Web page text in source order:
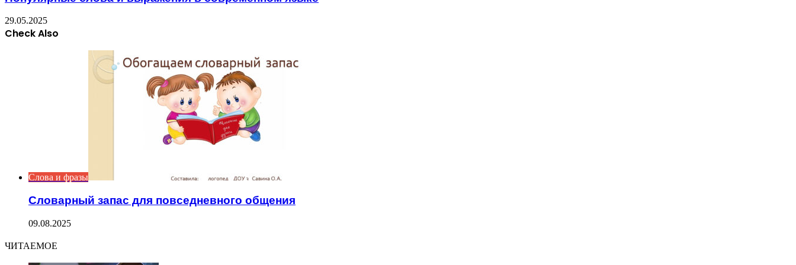
29.05.2025
Check Also
Слова и фразы
Словарный запас для повседневного общения
09.08.2025
ЧИТАЕМОЕ